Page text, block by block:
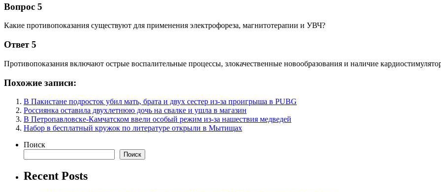
Вопрос 5
Какие противопоказания существуют для применения электрофореза, магнитотерапии и УВЧ?
Ответ 5
Противопоказания включают острые воспалительные процессы, злокачественные новообразования и наличие
Похожие записи:
В Пакистане подросток убил мать, брата и двух сестер из-за проигрыша в PUBG
Россиянка оставила двухлетнюю дочь на свалке и ушла в магазин
В Петропавловске-Камчатском ввели особый режим из-за нашествия медведей
Набор в бесплатный кружок по литературе открыли в Мытищах
Поиск
Поиск
Recent Posts